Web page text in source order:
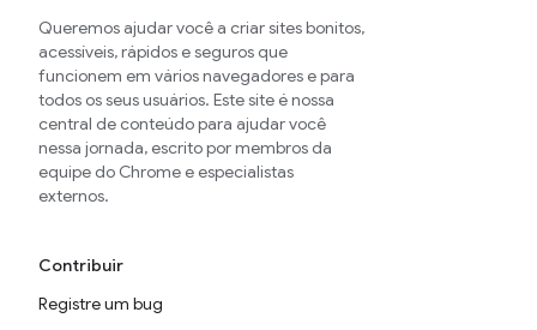
Queremos ajudar você a criar sites bonitos,
acessíveis, rápidos e seguros que
funcionem em vários navegadores e para
todos os seus usuários. Este site é nossa
central de conteúdo para ajudar você
nessa jornada, escrito por membros da
equipe do Chrome e especialistas
externos.
Contribuir
Registre um bug